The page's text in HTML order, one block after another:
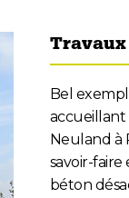
Travaux
Bel
accueillant
Neuland à
savoir-faire
béton